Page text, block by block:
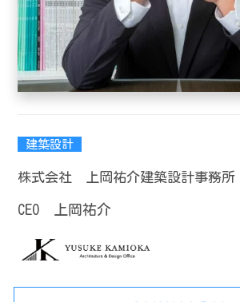
建築設計
株式会社 上岡祐介建築設計事務所
CEO 上岡祐介